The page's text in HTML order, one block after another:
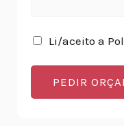
Li/aceito a
PEDIR